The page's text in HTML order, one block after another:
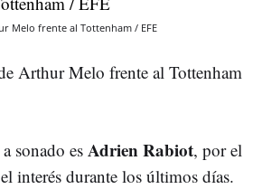
Melo frente al Tottenham / EFE
Arthur Melo frente al Tottenham
sonado es Adrien Rabiot, por el
interés durante los últimos días.